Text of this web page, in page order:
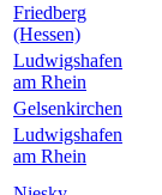
Friedberg
(Hessen)
Ludwigshafen
am Rhein
Gelsenkirchen
Ludwigshafen
am Rhein